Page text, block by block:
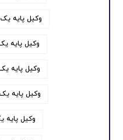
وکیل پایه
وکیل پایه
وکیل پایه
وکیل پایه
وکیل پایه